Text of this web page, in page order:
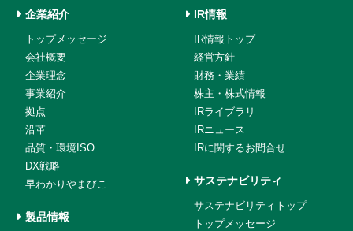
企業紹介
トップメッセージ
会社概要
企業理念
事業紹介
拠点
沿革
品質・環境ISO
DX戦略
早わかりやまびこ
製品情報
IR情報
IR情報トップ
経営方針
財務・業績
株主・株式情報
IRライブラリ
IRニュース
IRに関するお問合せ
サステナビリティ
サステナビリティトップ
トップメッセージ